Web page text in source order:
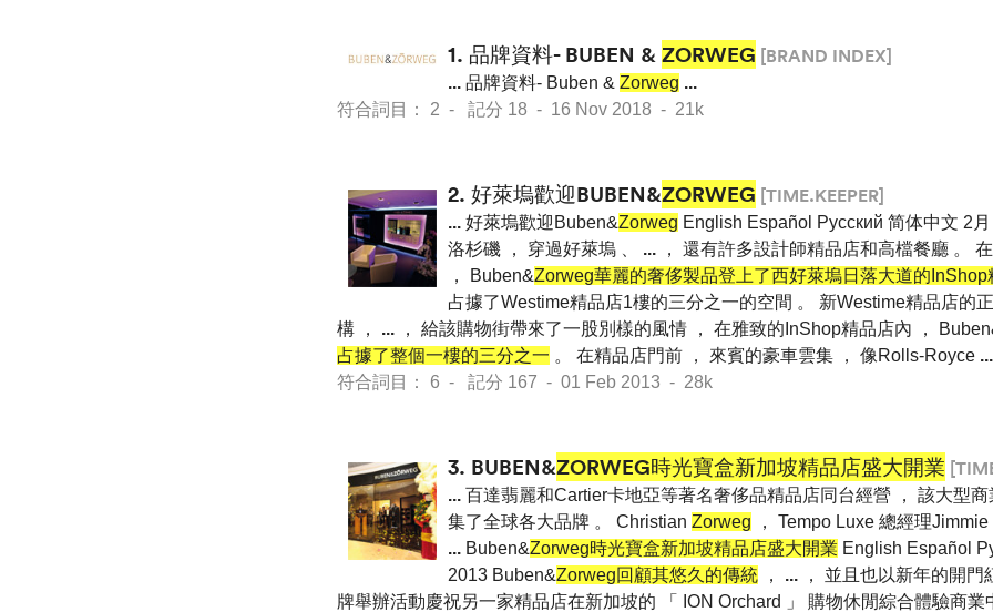
1. 品牌資料- BUBEN &ZORWEG [BRAND INDEX]
... 品牌資料- Buben & Zorweg ...
符合詞目： 2 - 記分 18 - 16 Nov 2018 - 21k
2. 好萊塢歡迎BUBEN&ZORWEG [TIME.KEEPER]
... 好萊塢歡迎Buben&Zorweg English Español Pусский 简体中文 2
洛杉磯 ， 穿過好萊塢 、 ... ， 還有許多設計師精品店和高檔餐廳 。
， Buben&Zorweg華麗的奢侈製品登上了西好萊塢日落大道的InShop
占據了Westime精品店1樓的三分之一的空間 。 新Westime精品店的
構 ， ... ， 給該購物街帶來了一股別樣的風情 ， 在雅致的InShop精品店內 ，
占據了整個一樓的三分之一 。 在精品店門前 ， 來賓的豪車雲集 ， 像Rolls-Royce ...
符合詞目： 6 - 記分 167 - 01 Feb 2013 - 28k
3. BUBEN&ZORWEG時光寶盒新加坡精品店盛大開業
... 百達翡麗和Cartier卡地亞等著名奢侈品精品店同台經營 ， 該大型
集了全球各大品牌 。 Christian Zorweg ， Tempo Luxe 總經理
... Buben&Zorweg時光寶盒新加坡精品店盛大開業 English Español
2013 Buben&Zorweg回顧其悠久的傳統 ， ... ， 並且也以新年的開門
牌舉辦活動慶祝另一家精品店在新加坡的 「 ION Orchard 」 購物休閒綜合體驗商業